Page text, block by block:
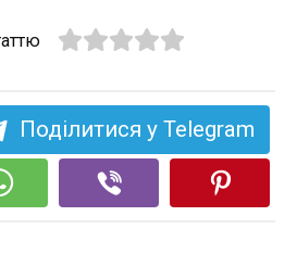
Поділитися у Telegram